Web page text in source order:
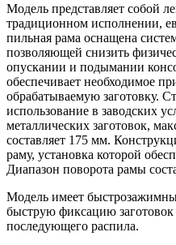
Модель представляет собой
традиционном исполнении,
пильная рама оснащена
позволяющей снизить
опускании и подымании
обеспечивает необходимое
обрабатываемую заготовку.
использование в заводских
металлических заготовок,
составляет 175 мм.
раму, установка которой
Диапазон поворота рамы
Модель имеет
быструю фиксацию заготовок
последующего распила.